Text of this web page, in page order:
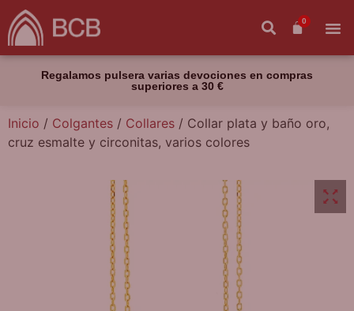
0
Regalamos pulsera varias devociones en compras
superiores a 30 €
Inicio / Colgantes / Collares / Collar plata y baño oro,
cruz esmalte y circonitas, varios colores